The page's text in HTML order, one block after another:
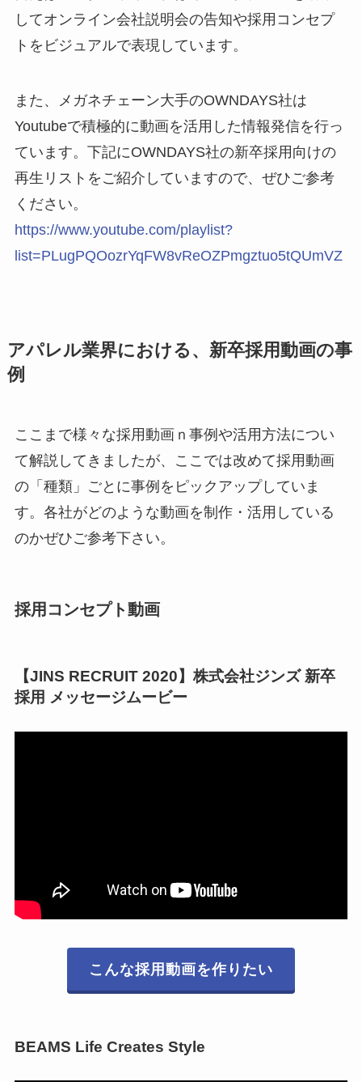
してオンライン会社説明会の告知や採用コンセプ
トをビジュアルで表現しています。
また、メガネチェーン大手のOWNDAYS社は
Youtubeで積極的に動画を活用した情報発信を行っ
ています。下記にOWNDAYS社の新卒採用向けの
再生リストをご紹介していますので、ぜひご参考
ください。
https://www.youtube.com/playlist?
list=PLugPQOozrYqFW8vReOZPmgztuo5tQUmVZ
アパレル業界における、新卒採用動画の事
例
ここまで様々な採用動画ｎ事例や活用方法につい
て解説してきましたが、ここでは改めて採用動画
の「種類」ごとに事例をピックアップしていま
す。各社がどのような動画を制作・活用している
のかぜひご参考下さい。
採用コンセプト動画
【JINS RECRUIT 2020】株式会社ジンズ 新卒
採用 メッセージムービー
こんな採用動画を作りたい
BEAMS Life Creates Style